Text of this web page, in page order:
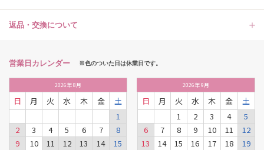
返品・交換について
営業日カレンダー ※色のついた日は休業日です。
2026年8月
日 月 火 水 木 金
土
1
2
3 4 5 6 7
8
9
10 11 12 13 14
15
2026年9月
日 月 火 水 木 金
土
1
2 3 4
5
6
7 8 9 10 11
12
13
14 15 16 17 18
19